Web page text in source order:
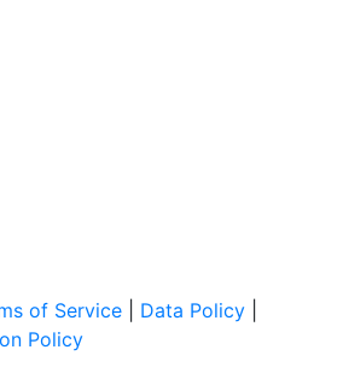
of Service Data Policy
Policy